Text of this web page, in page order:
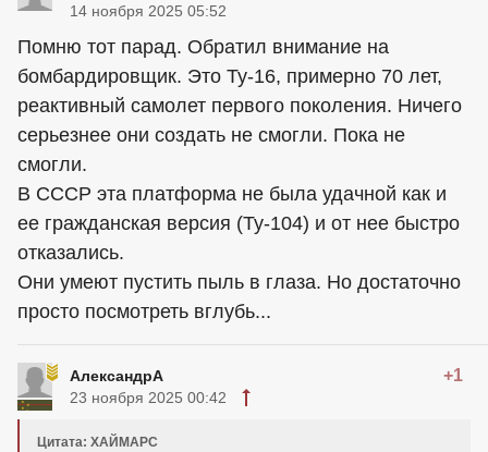
14 ноября 2025 05:52
Помню тот парад. Обратил внимание на
бомбардировщик. Это Ту-16, примерно 70 лет,
реактивный самолет первого поколения. Ничего
серьезнее они создать не смогли. Пока не
смогли.
В СССР эта платформа не была удачной как и
ее гражданская версия (Ту-104) и от нее быстро
отказались.
Они умеют пустить пыль в глаза. Но достаточно
просто посмотреть вглубь...
АлександрА +1
23 ноября 2025 00:42
Цитата: ХАЙМАРС